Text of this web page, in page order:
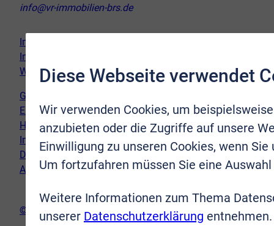
info@vr-immobilien-brs.de
Immobilie verkaufen
Immobilie kaufen
Wir vor Ort
Genderhinweis
Erklärung zur Barrierefreiheit
Hinweispflicht Newsletter
Impressum
Datenschutz
AGB
© VR-Immobilien Bonn Rhein-Sieg GmbH
Diese Webseite verwendet
Wir verwenden Cookies, um
anzubieten oder die Zugriffe auf unsere
Einwilligung zu unseren Cookies, wenn
Um fortzufahren müssen Sie eine
Weitere Informationen zum Thema
unserer Datenschutzerklärung